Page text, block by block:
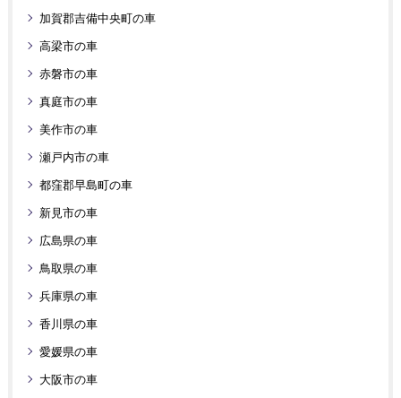
加賀郡吉備中央町の車
高梁市の車
赤磐市の車
真庭市の車
美作市の車
瀬戸内市の車
都窪郡早島町の車
新見市の車
広島県の車
鳥取県の車
兵庫県の車
香川県の車
愛媛県の車
大阪市の車